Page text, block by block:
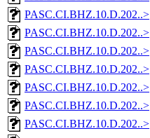
PASC.CI.BHZ.10.D.202..>
PASC.CI.BHZ.10.D.202..>
PASC.CI.BHZ.10.D.202..>
PASC.CI.BHZ.10.D.202..>
PASC.CI.BHZ.10.D.202..>
PASC.CI.BHZ.10.D.202..>
PASC.CI.BHZ.10.D.202..>